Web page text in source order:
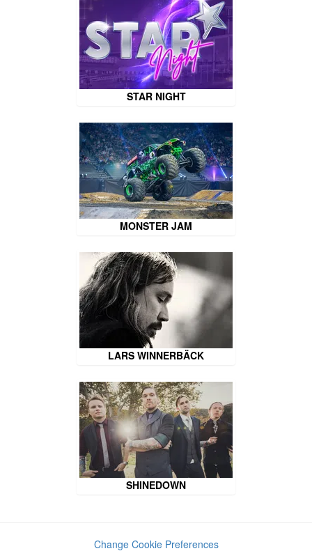
STAR NIGHT
MONSTER JAM
LARS WINNERBÄCK
SHINEDOWN
Change Cookie Preferences